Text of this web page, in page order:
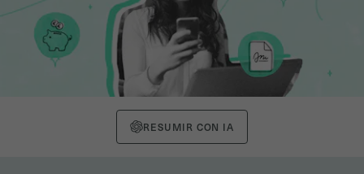
RESUMIR CON IA